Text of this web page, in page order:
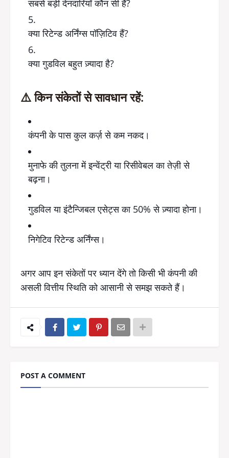
सबसे बड़ी देनदारियाँ कौन सी हैं?
क्या रिटेन्ड अर्निंग्स पॉज़िटिव हैं?
क्या गुडविल बहुत ज़्यादा है?
⚠️ किन संकेतों से सावधान रहें:
कंपनी के पास कुल कर्ज़ से कम नकद।
मुनाफे की तुलना में इन्वेंट्री या रिसीवेबल का तेज़ी से
बढ़ना।
गुडविल या इंटैन्जिबल एसेट्स का 50% से ज़्यादा होना।
निगेटिव रिटेन्ड अर्निंग्स।
अगर आप इन संकेतों पर ध्यान देंगे तो किसी भी कंपनी की
असली वित्तीय स्थिति को आसानी से समझ सकते हैं।
POST A COMMENT